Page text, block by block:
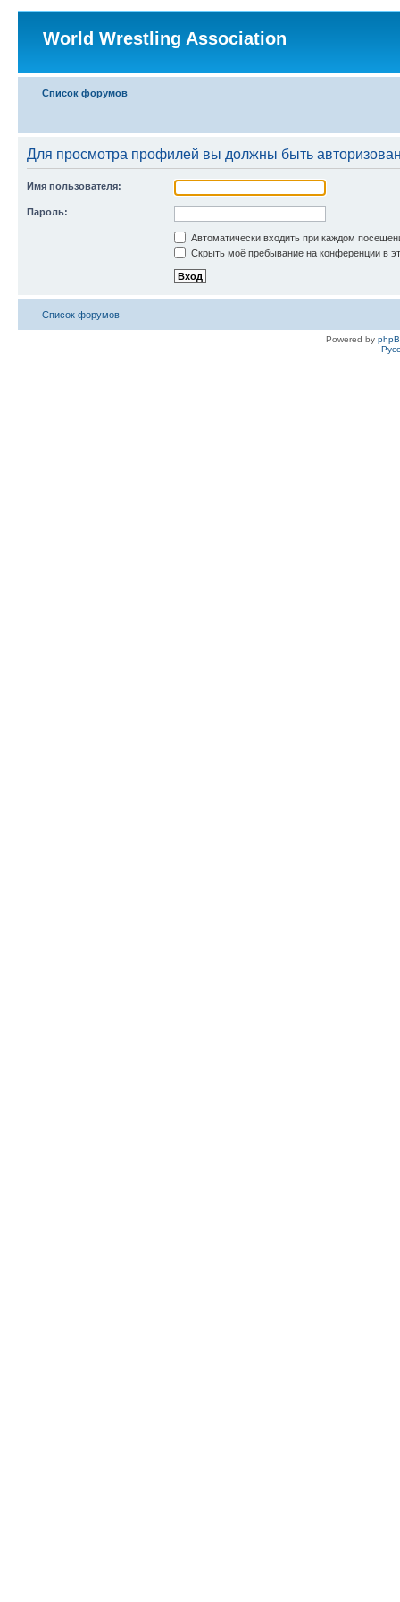
World Wrestling Association
Список форумов
Для просмотра профилей вы должны быть
Имя пользователя:
Пароль:
Автоматически входить при каждом
Скрыть моё пребывание на конференции в
Список форумов
Powered by